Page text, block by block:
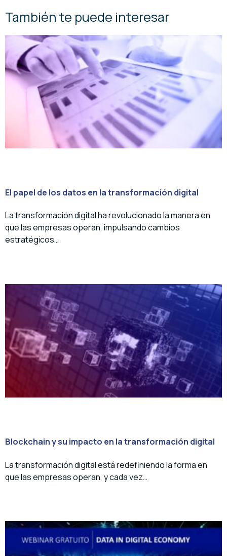
También te puede interesar
El papel de los datos en la transformación digital
La transformación digital ha revolucionado la manera en
que las empresas operan, impulsando cambios
estratégicos…
Blockchain y su impacto en la transformación digital
La transformación digital está redefiniendo la forma en
que las empresas operan, y cada vez…